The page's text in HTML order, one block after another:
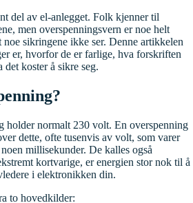
del av el-anlegget. Folk kjenner til
men overspenningsvern er noe helt
noe sikringene ikke ser. Denne artikkelen
er, hvorfor de er farlige, hva forskriften
koster å sikre seg.
holder normalt 230 volt. En overspenning
dette, ofte tusenvis av volt, som varer
millisekunder. De kalles også
kortvarige, er energien stor nok til å
i elektronikken din.
to hovedkilder: